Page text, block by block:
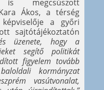
is megcsúszott
Ákos, a térség
képviselője a győri
sajtótájékoztatón
üzenete, hogy a
segítő politikát
figyelem tovább
kormányzat
vasútvonalat,